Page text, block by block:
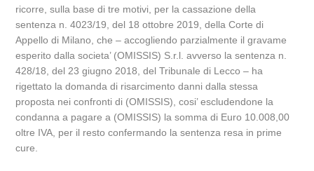
ricorre, sulla base di tre motivi, per la cassazione della
sentenza n. 4023/19, del 18 ottobre 2019, della Corte di
Appello di Milano, che – accogliendo parzialmente il gravame
esperito dalla societa’ (OMISSIS) S.r.l. avverso la sentenza n.
428/18, del 23 giugno 2018, del Tribunale di Lecco – ha
rigettato la domanda di risarcimento danni dalla stessa
proposta nei confronti di (OMISSIS), cosi’ escludendone la
condanna a pagare a (OMISSIS) la somma di Euro 10.008,00
oltre IVA, per il resto confermando la sentenza resa in prime
cure.